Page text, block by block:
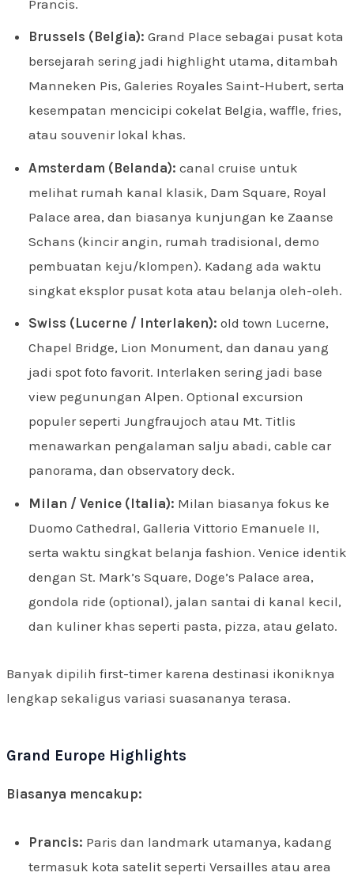
Prancis.
Brussels (Belgia): Grand Place sebagai pusat kota
bersejarah sering jadi highlight utama, ditambah
Manneken Pis, Galeries Royales Saint-Hubert, serta
kesempatan mencicipi cokelat Belgia, waffle, fries,
atau souvenir lokal khas.
Amsterdam (Belanda): canal cruise untuk
melihat rumah kanal klasik, Dam Square, Royal
Palace area, dan biasanya kunjungan ke Zaanse
Schans (kincir angin, rumah tradisional, demo
pembuatan keju/klompen). Kadang ada waktu
singkat eksplor pusat kota atau belanja oleh-oleh.
Swiss (Lucerne / Interlaken): old town Lucerne,
Chapel Bridge, Lion Monument, dan danau yang
jadi spot foto favorit. Interlaken sering jadi base
view pegunungan Alpen. Optional excursion
populer seperti Jungfraujoch atau Mt. Titlis
menawarkan pengalaman salju abadi, cable car
panorama, dan observatory deck.
Milan / Venice (Italia): Milan biasanya fokus ke
Duomo Cathedral, Galleria Vittorio Emanuele II,
serta waktu singkat belanja fashion. Venice identik
dengan St. Mark’s Square, Doge’s Palace area,
gondola ride (optional), jalan santai di kanal kecil,
dan kuliner khas seperti pasta, pizza, atau gelato.
Banyak dipilih first-timer karena destinasi ikoniknya
lengkap sekaligus variasi suasananya terasa.
Grand Europe Highlights
Biasanya mencakup:
Prancis: Paris dan landmark utamanya, kadang
termasuk kota satelit seperti Versailles atau area